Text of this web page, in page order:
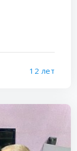
12 лет